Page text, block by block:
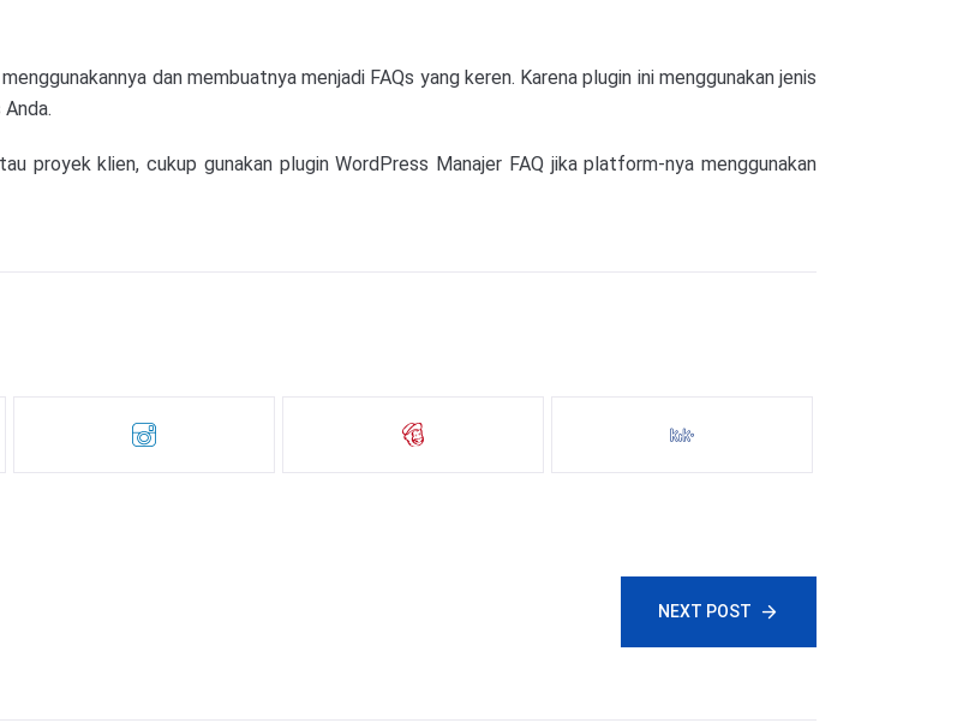
dan membuatnya menjadi FAQs yang keren. Karena plugin ini menggunakan jenis
proyek klien, cukup gunakan plugin WordPress Manajer FAQ jika platform-nya menggunakan
NEXT POST